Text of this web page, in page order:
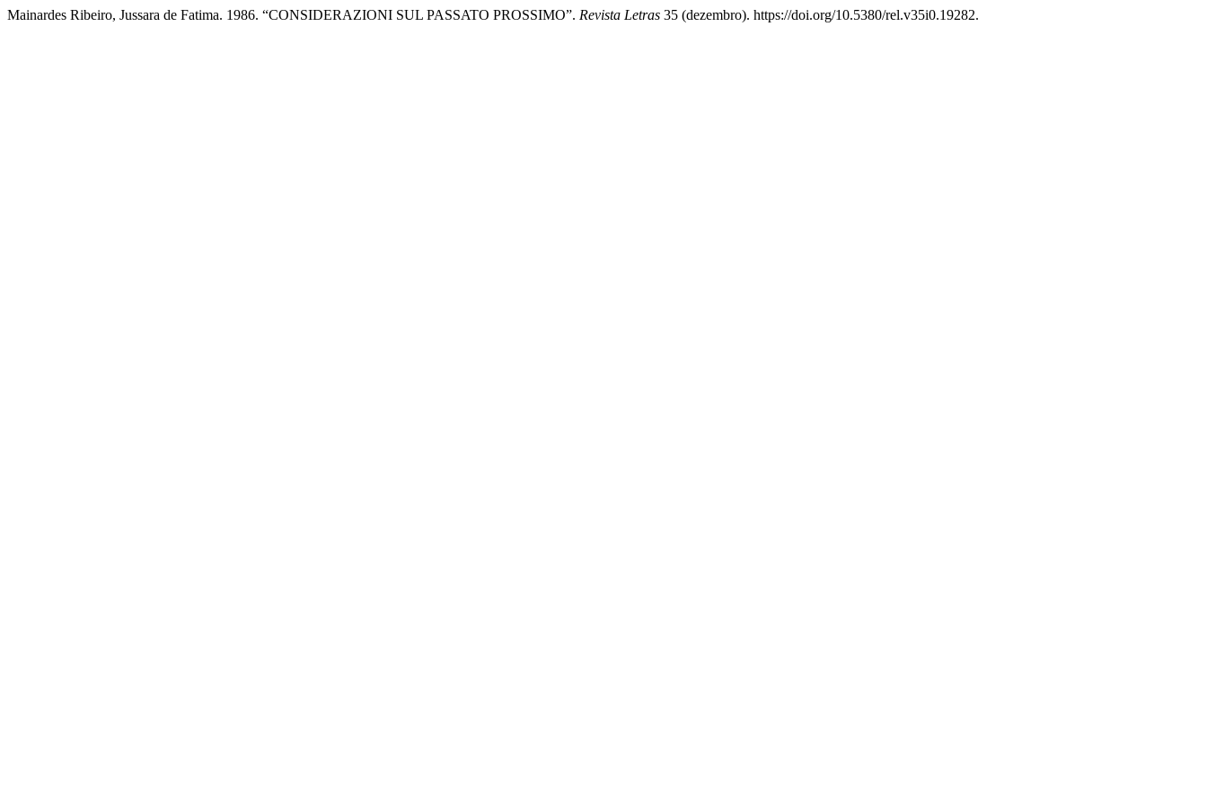
Mainardes Ribeiro, Jussara de Fatima. 1986. “CONSIDERAZIONI SUL PASSATO PROSSIMO”. Revista Letras 35 (dezembro). https://doi.org/10.5380/rel.v35i0.19282.